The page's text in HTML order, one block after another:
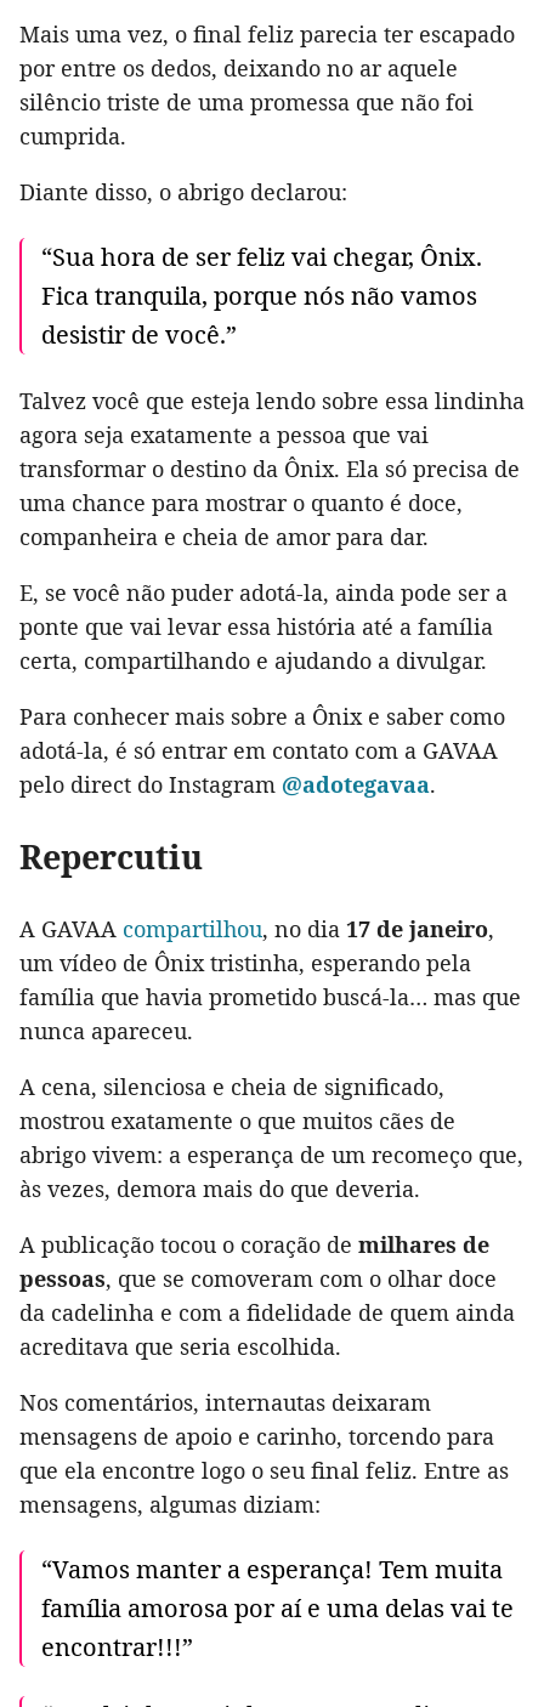
Mais uma vez, o final feliz parecia ter escapado
por entre os dedos, deixando no ar aquele
silêncio triste de uma promessa que não foi
cumprida.
Diante disso, o abrigo declarou:
“Sua hora de ser feliz vai chegar, Ônix.
Fica tranquila, porque nós não vamos
desistir de você.”
Talvez você que esteja lendo sobre essa lindinha
agora seja exatamente a pessoa que vai
transformar o destino da Ônix. Ela só precisa de
uma chance para mostrar o quanto é doce,
companheira e cheia de amor para dar.
E, se você não puder adotá-la, ainda pode ser a
ponte que vai levar essa história até a família
certa, compartilhando e ajudando a divulgar.
Para conhecer mais sobre a Ônix e saber como
adotá-la, é só entrar em contato com a GAVAA
pelo direct do Instagram @adotegavaa.
Repercutiu
A GAVAA compartilhou, no dia 17 de janeiro,
um vídeo de Ônix tristinha, esperando pela
família que havia prometido buscá-la… mas que
nunca apareceu.
A cena, silenciosa e cheia de significado,
mostrou exatamente o que muitos cães de
abrigo vivem: a esperança de um recomeço que,
às vezes, demora mais do que deveria.
A publicação tocou o coração de milhares de
pessoas, que se comoveram com o olhar doce
da cadelinha e com a fidelidade de quem ainda
acreditava que seria escolhida.
Nos comentários, internautas deixaram
mensagens de apoio e carinho, torcendo para
que ela encontre logo o seu final feliz. Entre as
mensagens, algumas diziam:
“Vamos manter a esperança! Tem muita
família amorosa por aí e uma delas vai te
encontrar!!!”